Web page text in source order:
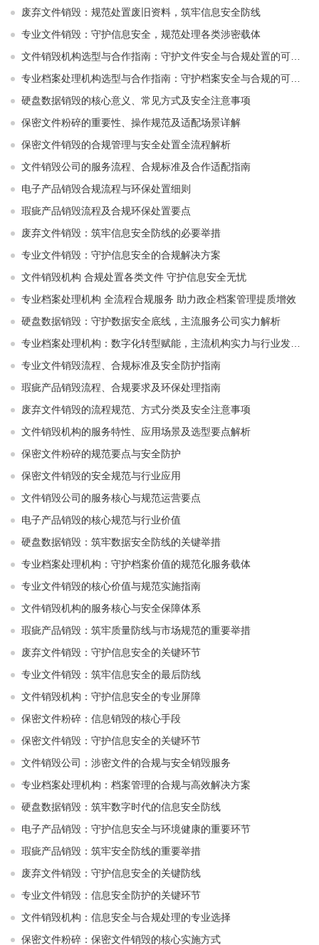
废弃文件销毁：规范处置废旧资料，筑牢信息安全防线
专业文件销毁：守护信息安全，规范处理各类涉密载体
文件销毁机构选型与合作指南：守护文件安全与合规处置的可靠选择
专业档案处理机构选型与合作指南：守护档案安全与合规的可靠伙伴
硬盘数据销毁的核心意义、常见方式及安全注意事项
保密文件粉碎的重要性、操作规范及适配场景详解
保密文件销毁的合规管理与安全处置全流程解析
文件销毁公司的服务流程、合规标准及合作适配指南
电子产品销毁合规流程与环保处置细则
瑕疵产品销毁流程及合规环保处置要点
废弃文件销毁：筑牢信息安全防线的必要举措
专业文件销毁：守护信息安全的合规解决方案
文件销毁机构 合规处置各类文件 守护信息安全无忧
专业档案处理机构 全流程合规服务 助力政企档案管理提质增效
硬盘数据销毁：守护数据安全底线，主流服务公司实力解析
专业档案处理机构：数字化转型赋能，主流机构实力与行业发展解析
专业文件销毁流程、合规标准及安全防护指南
瑕疵产品销毁流程、合规要求及环保处理指南
废弃文件销毁的流程规范、方式分类及安全注意事项
文件销毁机构的服务特性、应用场景及选型要点解析
保密文件粉碎的规范要点与安全防护
保密文件销毁的安全规范与行业应用
文件销毁公司的服务核心与规范运营要点
电子产品销毁的核心规范与行业价值
硬盘数据销毁：筑牢数据安全防线的关键举措
专业档案处理机构：守护档案价值的规范化服务载体
专业文件销毁的核心价值与规范实施指南
文件销毁机构的服务核心与安全保障体系
瑕疵产品销毁：筑牢质量防线与市场规范的重要举措
废弃文件销毁：守护信息安全的关键环节
专业文件销毁：筑牢信息安全的最后防线
文件销毁机构：守护信息安全的专业屏障
保密文件粉碎：信息销毁的核心手段
保密文件销毁：守护信息安全的关键环节
文件销毁公司：涉密文件的合规与安全销毁服务
专业档案处理机构：档案管理的合规与高效解决方案
硬盘数据销毁：筑牢数字时代的信息安全防线
电子产品销毁：守护信息安全与环境健康的重要环节
瑕疵产品销毁：筑牢安全防线的重要举措
废弃文件销毁：守护信息安全的关键防线
专业文件销毁：信息安全防护的关键环节
文件销毁机构：信息安全与合规处理的专业选择
保密文件粉碎：保密文件销毁的核心实施方式